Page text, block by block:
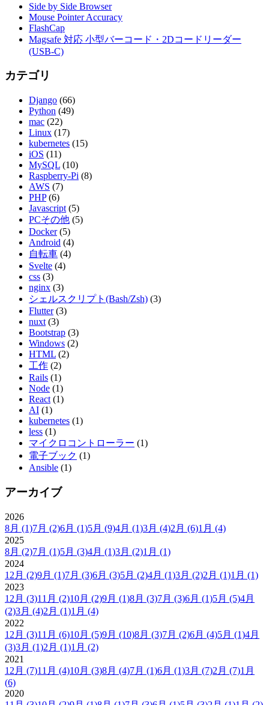
Side by Side Browser
Mouse Pointer Accuracy
FlashCap
Magsafe 対応 小型バーコード・2Dコードリーダー
(USB-C)
カテゴリ
Django (66)
Python (49)
mac (22)
Linux (17)
kubernetes (15)
iOS (11)
MySQL (10)
Raspberry-Pi (8)
AWS (7)
PHP (6)
Javascript (5)
PCその他 (5)
Docker (5)
Android (4)
自転車 (4)
Svelte (4)
css (3)
nginx (3)
シェルスクリプト(Bash/Zsh) (3)
Flutter (3)
nuxt (3)
Bootstrap (3)
Windows (2)
HTML (2)
工作 (2)
Rails (1)
Node (1)
React (1)
AI (1)
kubernetes (1)
less (1)
マイクロコントローラー (1)
電子ブック (1)
Ansible (1)
アーカイブ
2026
8月 (1)7月 (2)6月 (1)5月 (9)4月 (1)3月 (4)2月 (6)1月 (4)
2025
8月 (2)7月 (1)5月 (3)4月 (1)3月 (2)1月 (1)
2024
12月 (2)9月 (1)7月 (3)6月 (3)5月 (2)4月 (1)3月 (2)2月 (1)1月 (1)
2023
12月 (3)11月 (2)10月 (2)9月 (1)8月 (3)7月 (3)6月 (1)5月 (5)4月
(2)3月 (4)2月 (1)1月 (4)
2022
12月 (3)11月 (6)10月 (5)9月 (10)8月 (3)7月 (2)6月 (4)5月 (1)4月
(3)3月 (1)2月 (1)1月 (2)
2021
12月 (7)11月 (4)10月 (3)8月 (4)7月 (1)6月 (1)3月 (7)2月 (7)1月
(6)
2020